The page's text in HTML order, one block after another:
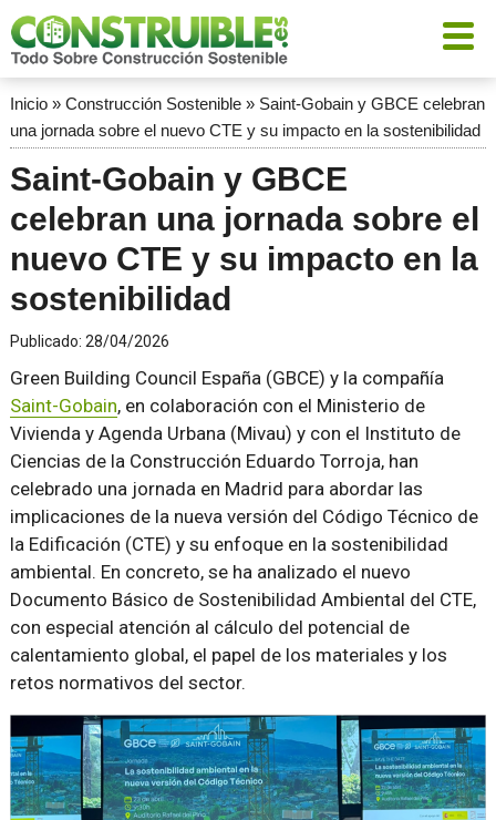
Inicio» Construcción Sostenible» Saint-Gobain y GBCE celebran
una jornada sobre el nuevo CTE y su impacto en la sostenibilidad
Saint-Gobain y GBCE
celebran una jornada sobre el
nuevo CTE y su impacto en la
sostenibilidad
Publicado: 28/04/2026
Green Building Council España (GBCE) y la compañía
Saint-Gobain, en colaboración con el Ministerio de
Vivienda y Agenda Urbana (Mivau) y con el Instituto de
Ciencias de la Construcción Eduardo Torroja, han
celebrado una jornada en Madrid para abordar las
implicaciones de la nueva versión del Código Técnico de
la Edificación (CTE) y su enfoque en la sostenibilidad
ambiental. En concreto, se ha analizado el nuevo
Documento Básico de Sostenibilidad Ambiental del CTE,
con especial atención al cálculo del potencial de
calentamiento global, el papel de los materiales y los
retos normativos del sector.